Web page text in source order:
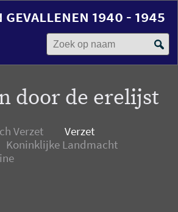
1940 - 1945
door de erelijst
Verzet Verzet
Koninklijke Landmacht